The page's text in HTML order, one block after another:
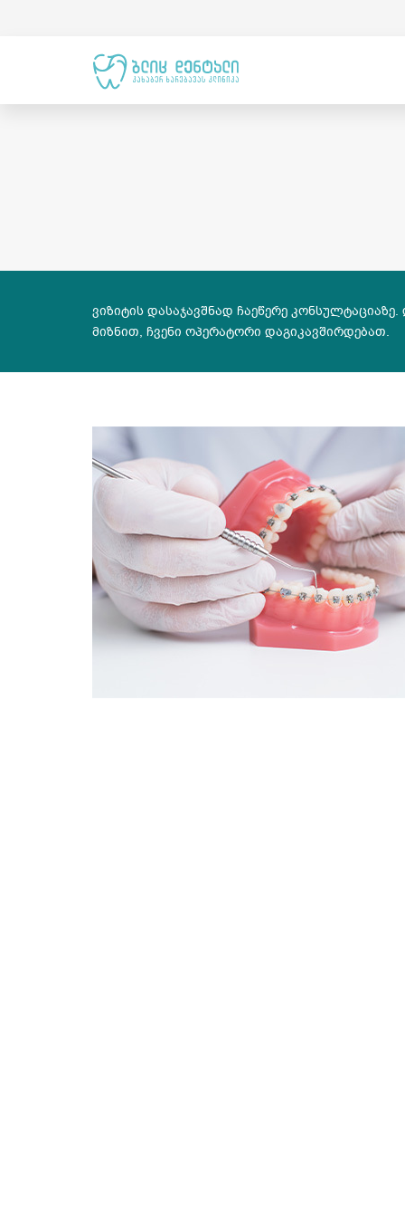
ვიზიტის დასაჯავშნად ჩაეწერე
მიზნით, ჩვენი ოპერატორი დაგიკავშირდებათ.